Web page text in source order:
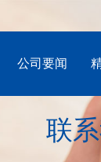
公司要闻
联